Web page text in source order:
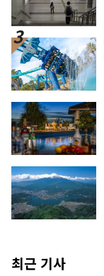
최근 기사